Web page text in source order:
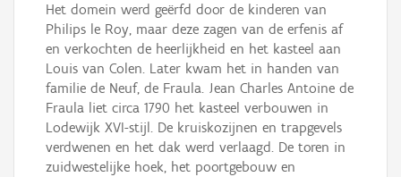
Het domein werd geërfd door de kinderen van
Philips le Roy, maar deze zagen van de erfenis af
en verkochten de heerlijkheid en het kasteel aan
Louis van Colen. Later kwam het in handen van
familie de Neuf, de Fraula. Jean Charles Antoine de
Fraula liet circa 1790 het kasteel verbouwen in
Lodewijk XVI-stijl. De kruiskozijnen en trapgevels
verdwenen en het dak werd verlaagd. De toren in
zuidwestelijke hoek, het poortgebouw en